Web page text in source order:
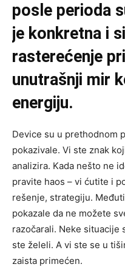
posle perioda
je konkretna i
rasterećenje
unutrašnji mir
energiju.
Device su u prethodnom
pokazivale. Vi ste znak
analizira. Kada nešto ne
pravite haos – vi ćutite i
rešenje, strategiju.
pokazale da ne možete
razočarali. Neke situacije
ste želeli. A vi ste se u
zaista primećen.